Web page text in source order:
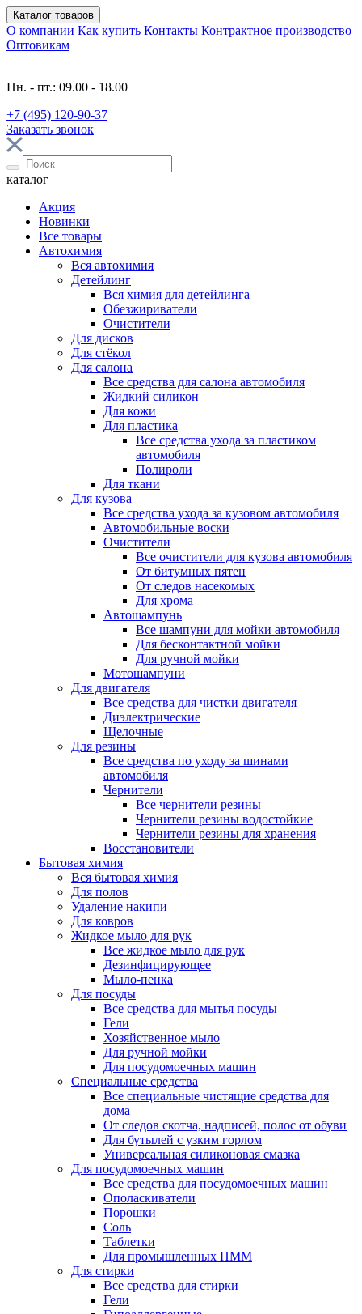
Каталог товаров
О компании Как купить Контакты Контрактное производство
Оптовикам
Пн. - пт.: 09.00 - 18.00
+7 (495) 120-90-37
Заказать звонок
каталог
Акция
Новинки
Все товары
Автохимия
Вся автохимия
Детейлинг
Вся химия для детейлинга
Обезжириватели
Очистители
Для дисков
Для стёкол
Для салона
Все средства для салона автомобиля
Жидкий силикон
Для кожи
Для пластика
Все средства ухода за пластиком
автомобиля
Полироли
Для ткани
Для кузова
Все средства ухода за кузовом автомобиля
Автомобильные воски
Очистители
Все очистители для кузова автомобиля
От битумных пятен
От следов насекомых
Для хрома
Автошампунь
Все шампуни для мойки автомобиля
Для бесконтактной мойки
Для ручной мойки
Мотошампуни
Для двигателя
Все средства для чистки двигателя
Диэлектрические
Щелочные
Для резины
Все средства по уходу за шинами
автомобиля
Чернители
Все чернители резины
Чернители резины водостойкие
Чернители резины для хранения
Восстановители
Бытовая химия
Вся бытовая химия
Для полов
Удаление накипи
Для ковров
Жидкое мыло для рук
Все жидкое мыло для рук
Дезинфицирующее
Мыло-пенка
Для посуды
Все средства для мытья посуды
Гели
Хозяйственное мыло
Для ручной мойки
Для посудомоечных машин
Специальные средства
Все специальные чистящие средства для
дома
От следов скотча, надписей, полос от обуви
Для бутылей с узким горлом
Универсальная силиконовая смазка
Для посудомоечных машин
Все средства для посудомоечных машин
Ополаскиватели
Порошки
Соль
Таблетки
Для промышленных ПММ
Для стирки
Все средства для стирки
Гели